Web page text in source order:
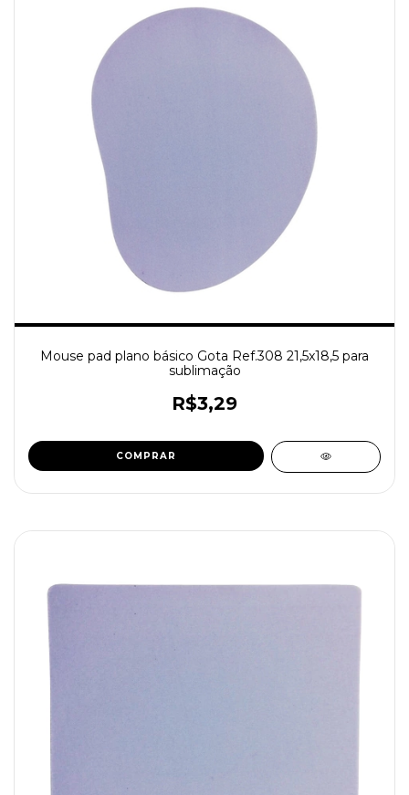
Mouse pad plano básico Gota Ref.308 21,5x18,5 para
sublimação
R$3,29